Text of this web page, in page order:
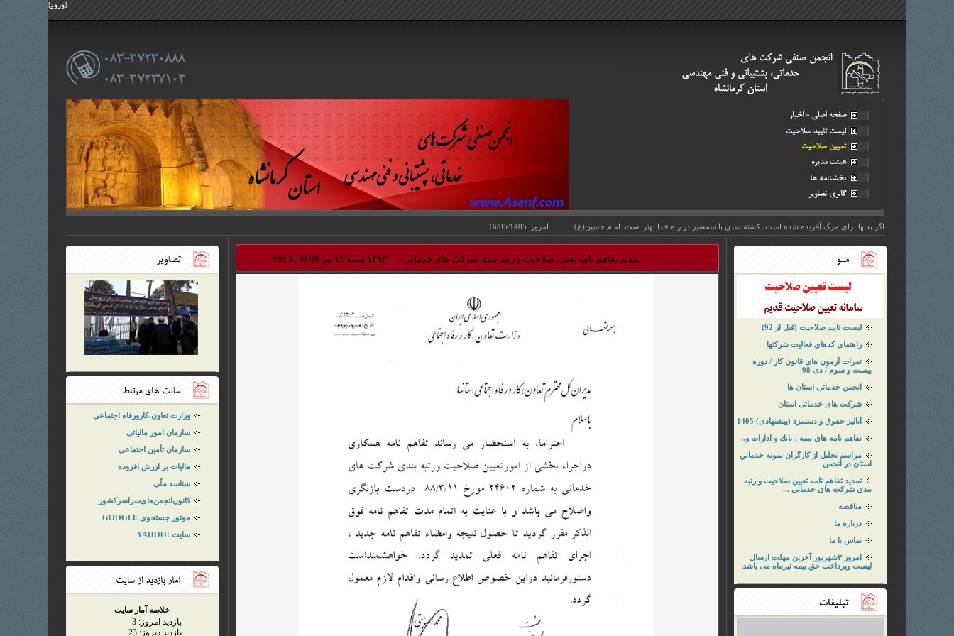
[ورود]
اگر بدنها برای مرگ آفریده شده است، کشته شدن با شمشیر در راه خدا بهتر است. امام حسين(ع) امروز: 16/05/1405
لیست تایید صلاحیت (قبل از 92)
راهنمای کدهاي فعاليت شركتها
نمرات آزمون های قانون کار / دوره
بیست و سوم / دی 98
انجمن خدماتی استان ها
شرکت های خدماتی استان
آناليز حقوق و دستمزد (پیشنهادی) 1405
تفاهم نامه های بیمه ، بانك و ادارات و..
مراسم تجليل از كارگران نمونه خدماتي
استان در انجمن
تمدید تفاهم نامه تعیین صلاحیت و رتبه
بندی شرکت های خدماتی ...
مناقصه
درباره ما
تماس با ما
امروز ۳شهریور آخرین مهلت ارسال
لیست وپرداخت حق بیمه تیرماه می باشد
تمدید تفاهم نامه تعیین صلاحیت و رتبه بندی شرکت های خدماتی ... - ۱۳۹۳ شنبه ۱۴ تير 1:36:09 PM
وزارت تعاون،کارورفاه اجتماعی
سازمان امور مالیاتی
سازمان تأمین اجتماعی
ماليات بر ارزش افزوده
شناسه ملّی
کانون‌انجمن‌های‌سراسرکشور
موتور جستجوي GOOGLE
سايت !YAHOO